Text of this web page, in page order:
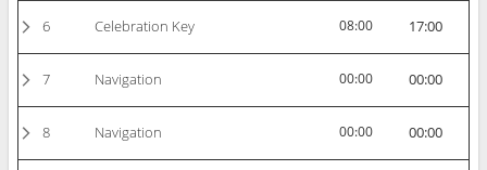
6 Celebration Key 08:00 17:00
7 Navigation 00:00 00:00
8 Navigation 00:00 00:00